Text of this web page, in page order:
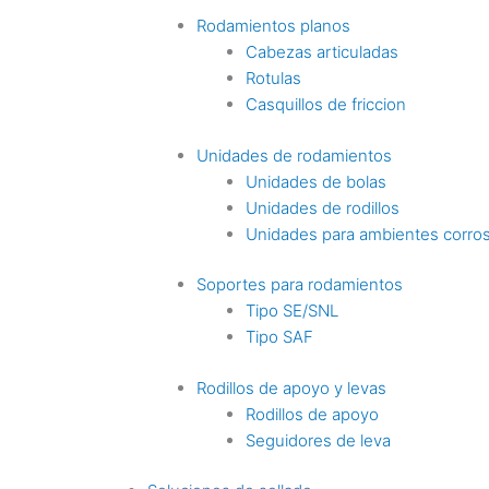
Rodamientos planos
Cabezas articuladas
Rotulas
Casquillos de friccion
Unidades de rodamientos
Unidades de bolas
Unidades de rodillos
Unidades para ambientes
Soportes para rodamientos
Tipo SE/SNL
Tipo SAF
Rodillos de apoyo y levas
Rodillos de apoyo
Seguidores de leva